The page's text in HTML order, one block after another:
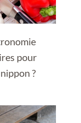
pour
?